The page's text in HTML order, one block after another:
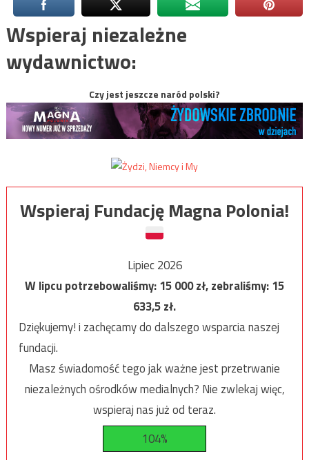
Wspieraj niezależne
wydawnictwo:
Czy jest jeszcze naród polski?
Wspieraj Fundację Magna Polonia!
Lipiec 2026
W lipcu potrzebowaliśmy:15 000zł, zebraliśmy:15
633,5zł.
Dziękujemy! i zachęcamy do dalszego wsparcia naszej
fundacji.
Masz świadomość tego jak ważne jest przetrwanie
niezależnych ośrodków medialnych? Nie zwlekaj więc,
wspieraj nas już od teraz.
104%